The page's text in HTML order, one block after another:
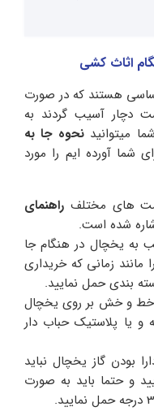
اثاث کشی
هستند که در صورت
دچار آسیب گردند به
میتوانیدنحوه جا به
شما آورده ایم را مورد
های مختلف راهنمای
شده است.
به یخچال در هنگام جا
زمانی که خریداری
بندی حمل نمایید.
خط و خش بر روی یخچال
و یا پلاستیک حباب دار
بودن گاز یخچال نباید
و حتما باید به صورت